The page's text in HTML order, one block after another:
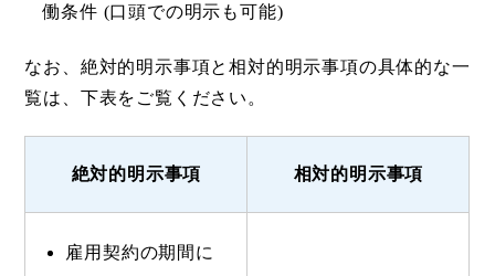
働条件 (口頭での明示も可能)
なお、絶対的明示事項と相対的明示事項の具体的な一
覧は、下表をご覧ください。
絶対的明示事項 相対的明示事項
雇用契約の期間に